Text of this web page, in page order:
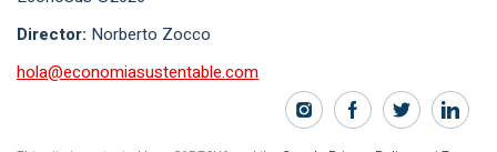
Director: Norberto Zocco
hola@economiasustentable.com